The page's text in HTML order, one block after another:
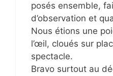
posés ensemble,
d’observation et
Nous étions une
l’œil, cloués sur
spectacle.
Bravo surtout au